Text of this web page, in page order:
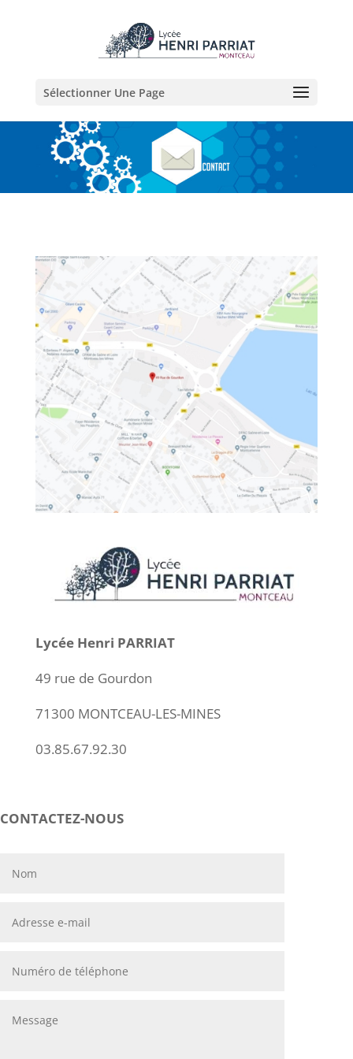
Sélectionner Une Page
Lycée Henri PARRIAT
49 rue de Gourdon
71300 MONTCEAU-LES-MINES
03.85.67.92.30
CONTACTEZ-NOUS